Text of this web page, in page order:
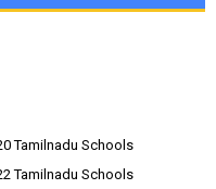
Tamilnadu Schools
Tamilnadu Schools